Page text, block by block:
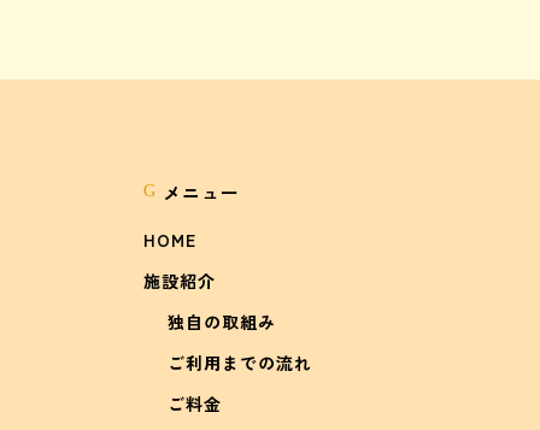
G メニュー
HOME
施設紹介
独自の取組み
ご利用までの流れ
ご料金